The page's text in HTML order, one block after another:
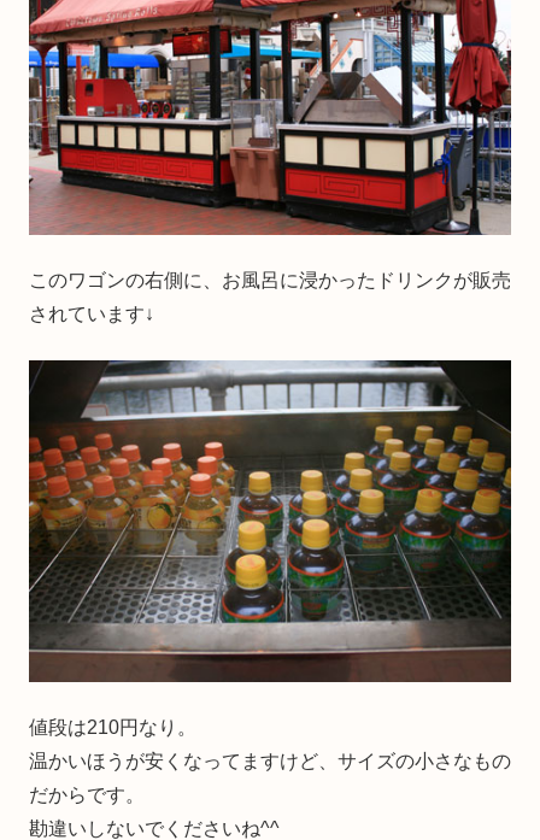
このワゴンの右側に、お風呂に浸かったドリンクが販売
されています↓
値段は210円なり。
温かいほうが安くなってますけど、サイズの小さなもの
だからです。
勘違いしないでくださいね^^